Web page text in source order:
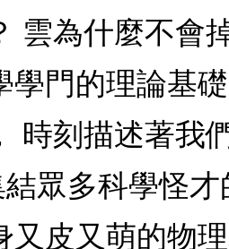
雲為什麼不會
門的理論基
時刻描述著我
眾多科學怪
皮又萌的物